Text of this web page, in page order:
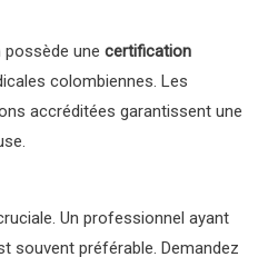
possède unecertification
colombiennes. Les
accréditées garantissent une
Un professionnel ayant
souvent préférable. Demandez